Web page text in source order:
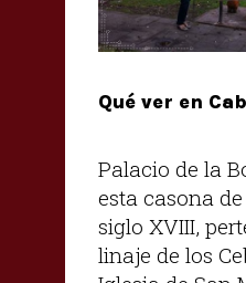
Qué ver en
Palacio de la
esta casona
siglo XVIII,
linaje de los